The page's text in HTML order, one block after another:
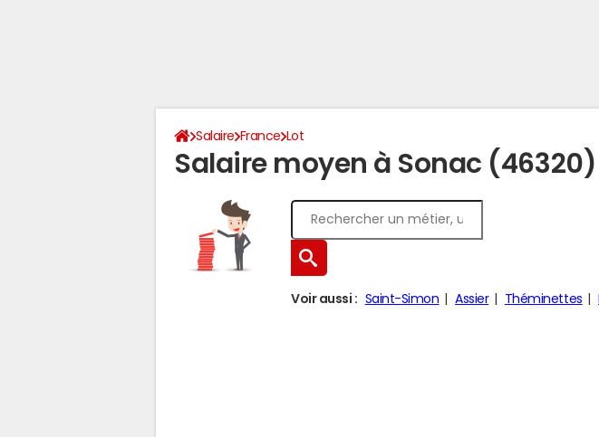
Salaire France Lot
Salaire moyen à Sonac (46320)
Voir aussi : Saint-Simon Assier Théminettes